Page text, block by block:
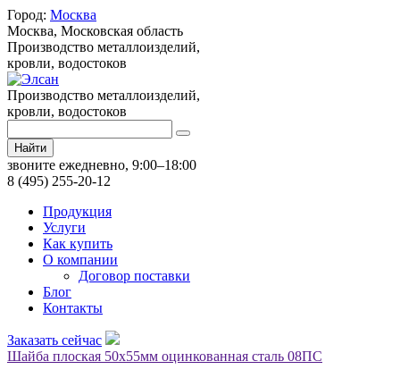
Город: Москва
Москва, Московская область
Производство металлоизделий,
кровли, водостоков
Производство металлоизделий,
кровли, водостоков
Найти
звоните ежедневно, 9:00–18:00
8 (495) 255-20-12
Продукция
Услуги
Как купить
О компании
Договор поставки
Блог
Контакты
Заказать сейчас
Шайба плоская 50х55мм оцинкованная сталь 08ПС